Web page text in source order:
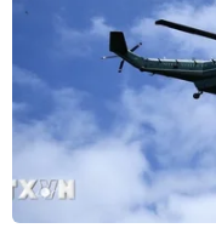
Theo dõi VietnamPlus